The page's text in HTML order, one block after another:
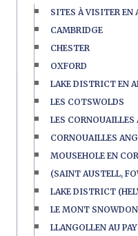
SITES À VISITER EN
CAMBRIDGE
CHESTER
OXFORD
LAKE DISTRICT EN
LES COTSWOLDS
LES
CORNOUAILLES
MOUSEHOLE EN
(SAINT AUSTELL,
LAKE DISTRICT
LE MONT
LLANGOLLEN AU